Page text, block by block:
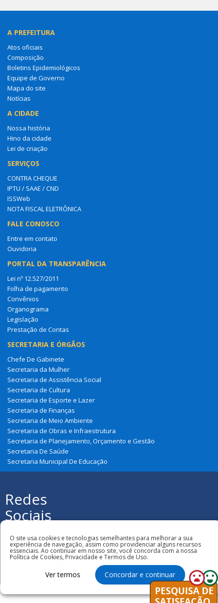
A PREFEITURA
Atos oficiais
Composição
Boletins Epidemiológicos
Equipe de Governo
Mapa do site
Notícias
A CIDADE
Nossa história
Hino da cidade
Lei de criação
SERVIÇOS
CONTRA CHEQUE
IPTU / SAAE / CND
ISSWeb
NOTA FISCAL ELETRÔNICA
FALE CONOSCO
Entre em contato
Ouvidoria
PORTAL DA TRANSPARÊNCIA
Lei nº 12.527/2011
Folha de pagamento
Convênios
Organograma
Legislação
Prestação de Contas
SECRETARIA E ÓRGÃOS
Chefe De Gabinete
Secretaria da Mulher
Secretaria de Assistência Social
Secretaria de Cultura
Secretaria de Esporte e Lazer
Secretaria de Finanças
Secretaria de Meio Ambiente
Secretaria de Obras e Infraestrutura
Secretaria de Planejamento, Orçamento e Gestão
Secretaria De Saúde
Secretaria Municipal De Educação
Redes
Sociais
O site usa cookies e tecnologias semelhantes para melhorar a sua
experiência de navegação, assim como providenciar alguns recursos
essenciais. Ao continuar em nosso site, você concorda com a nossa
Política de Cookies, Privacidade e Termos de Uso.
Ver termos Concordar e continuar